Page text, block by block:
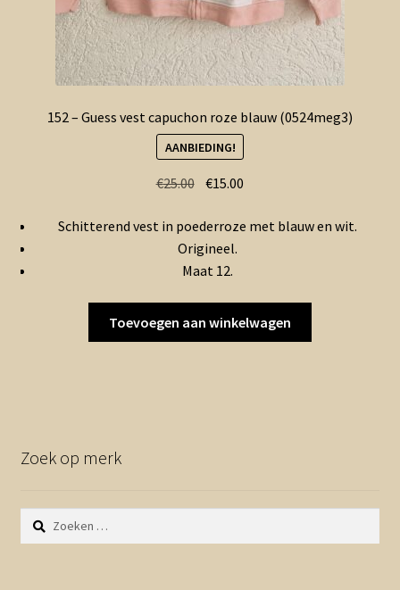
152 – Guess vest capuchon roze blauw (0524meg3)
AANBIEDING!
€25.00 Oorspronkelijke
was:
€25.00.
€15.00
is:
Schitterend vest in poederroze met blauw en wit.
Origineel.
Maat 12.
Toevoegen aan winkelwagen
Zoek op merk
Zoeken
naar: